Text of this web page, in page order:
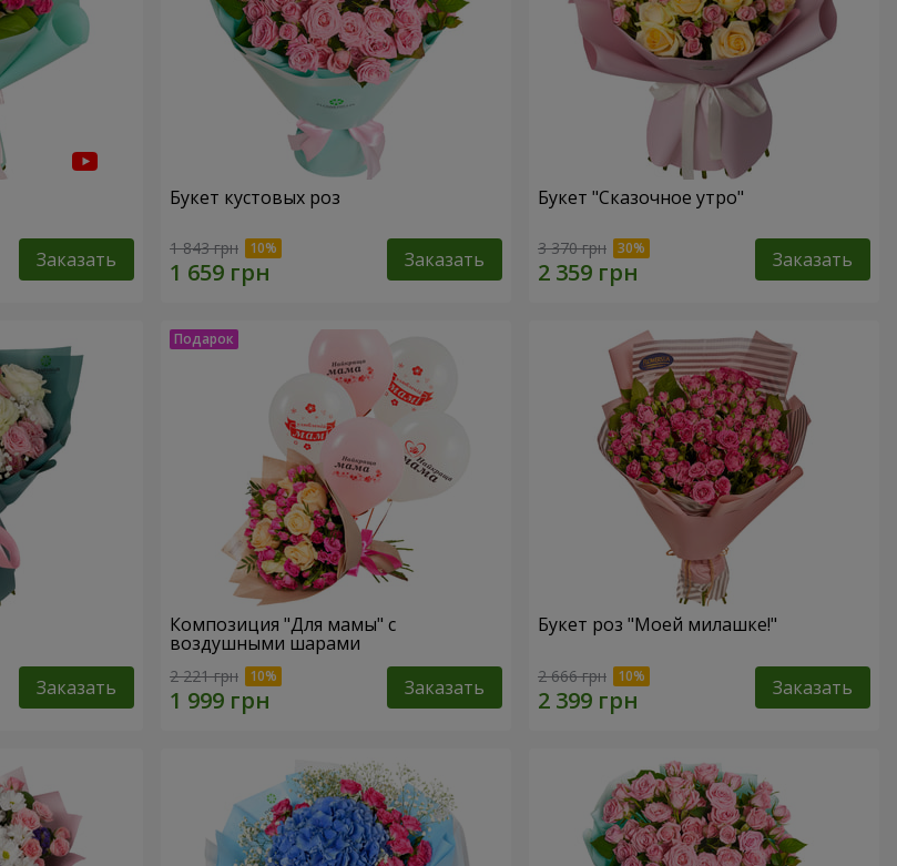
Заказать
Букет кустовых роз
1 843 грн Заказать
Букет "Сказочное утро"
3 370 грн Заказать
Заказать
Композиция "Для мамы" с
воздушными шарами
2 221 грн Заказать
Букет роз "Моей милашке!"
2 666 грн Заказать